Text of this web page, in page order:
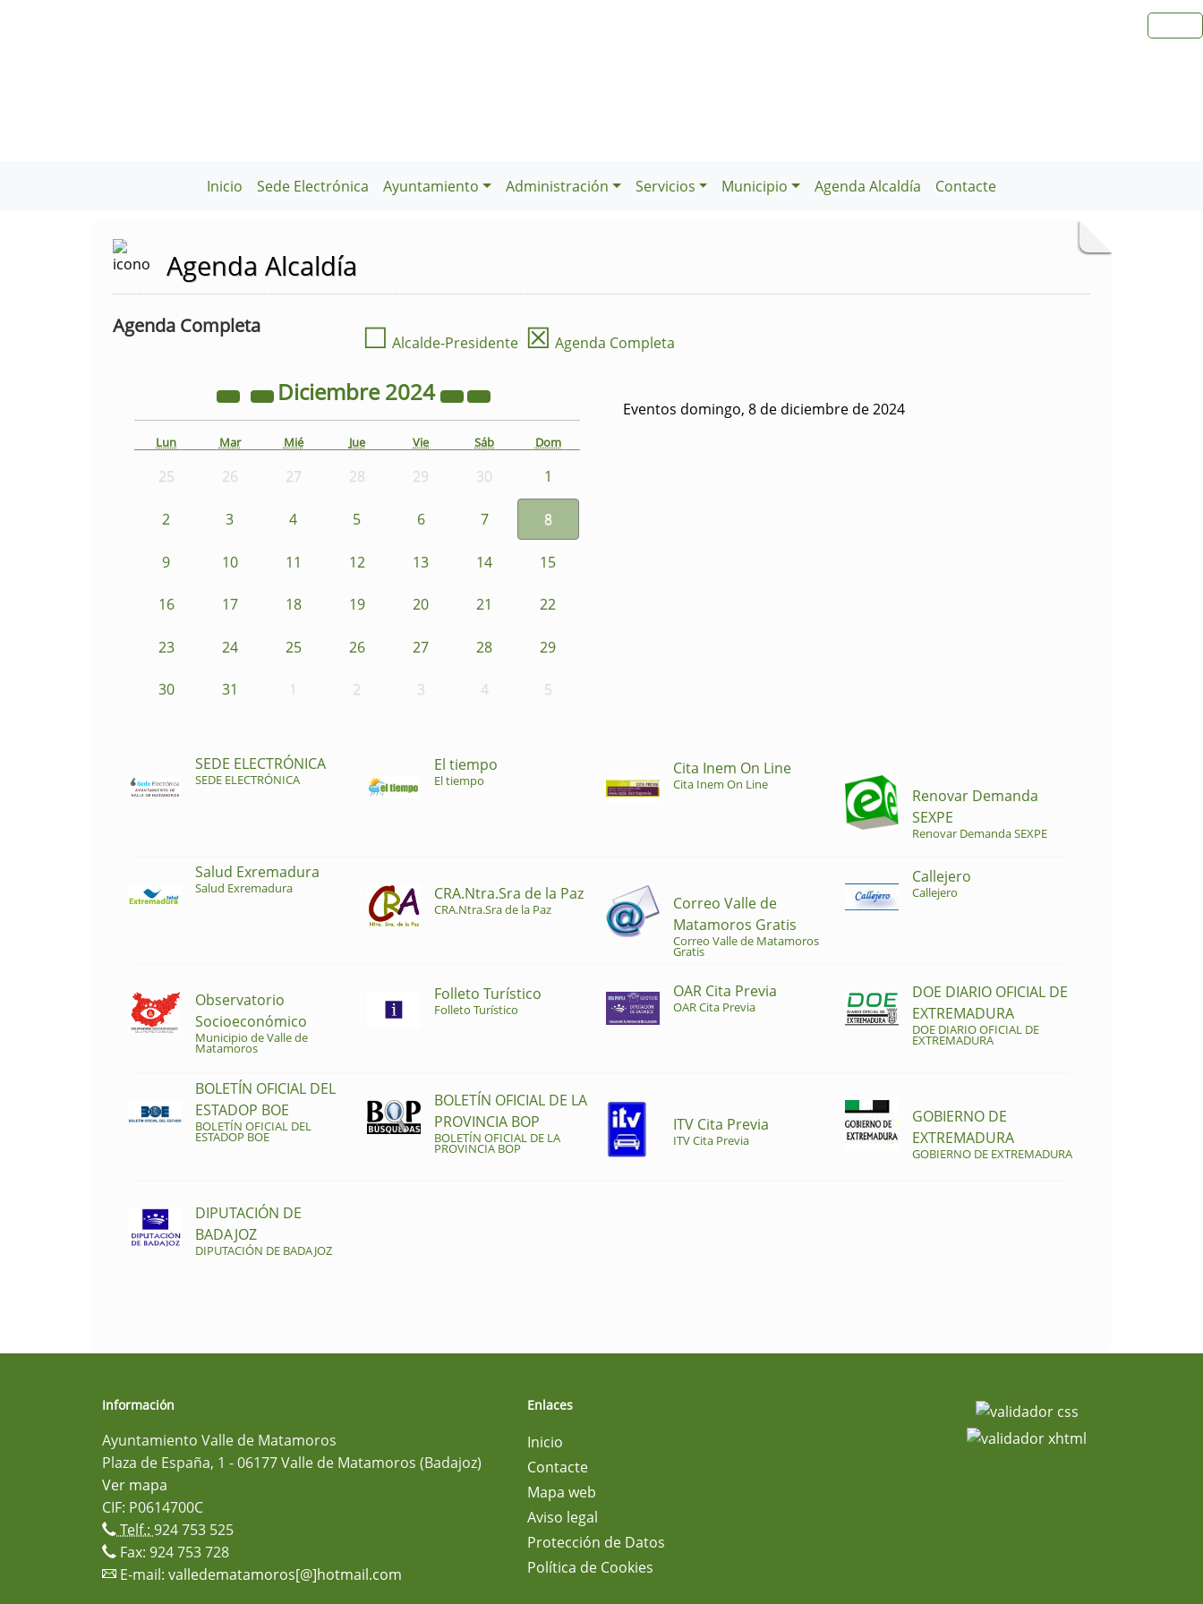
Inicio Sede Electrónica Ayuntamiento Administración Servicios Municipio Agenda Alcaldía Contacte
Agenda Alcaldía
Agenda Completa ☐ Alcalde-Presidente ☒ Agenda Completa
Diciembre2024
Lun Mar Mié Jue Vie Sáb Dom
25 26 27 28 29 30 1
2 3 4 5 6 7 8
9 10 11 12 13 14 15
16 17 18 19 20 21 22
23 24 25 26 27 28 29
30 31 1 2 3 4 5
Eventos domingo, 8 de diciembre de 2024
SEDE ELECTRÓNICA
SEDE ELECTRÓNICA
El tiempo
El tiempo
Cita Inem On Line
Cita Inem On Line
Renovar Demanda
SEXPE
Renovar Demanda SEXPE
Salud Exremadura
Salud Exremadura CRA.Ntra.Sra de la Paz
CRA.Ntra.Sra de la Paz
Correo Valle de
Matamoros Gratis
Correo Valle de Matamoros
Gratis
Callejero
Callejero
Observatorio
Socioeconómico
Municipio de Valle de
Matamoros
Folleto Turístico
Folleto Turístico
OAR Cita Previa
OAR Cita Previa
DOE DIARIO OFICIAL DE
EXTREMADURA
DOE DIARIO OFICIAL DE
EXTREMADURA
BOLETÍN OFICIAL DEL
ESTADOP BOE
BOLETÍN OFICIAL DEL
ESTADOP BOE
BOLETÍN OFICIAL DE LA
PROVINCIA BOP
BOLETÍN OFICIAL DE LA
PROVINCIA BOP
ITV Cita Previa
ITV Cita Previa
GOBIERNO DE
EXTREMADURA
GOBIERNO DE EXTREMADURA
DIPUTACIÓN DE
BADAJOZ
DIPUTACIÓN DE BADAJOZ
Información
Ayuntamiento Valle de Matamoros
Plaza de España, 1 - 06177 Valle de Matamoros (Badajoz)
Ver mapa
CIF: P0614700C
Telf.: 924 753 525
Fax: 924 753 728
E-mail: valledematamoros[@]hotmail.com
Enlaces
Inicio
Contacte
Mapa web
Aviso legal
Protección de Datos
Política de Cookies